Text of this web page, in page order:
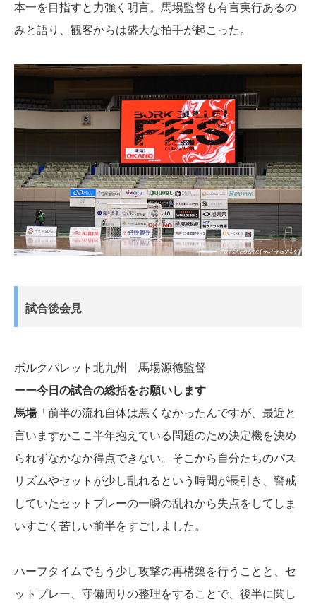
本一を目指すと力強く明言。馬場監督も有言実行あるの
みと語り、観客からは盛大な拍手が起こった。
試合後会見
ボルクバレット北九州 馬場源徳監督
ーー今日の試合の総括をお願いします
馬場「 前半の流れ自体は悪くなかったんですが、最近と
言いますかここ半年抱えている問題のため決定機を決め
られずなかなか得点できない。そこから自分たちのパス
リズムやセットが少し乱れるという時間が長引き、警戒
していたセットプレーの一瞬の乱れから失点をしてしま
いすごく苦しい前半をすごしました。
ハーフタイムでもう少し攻撃の再構築を行うことと、セ
ットプレー、守備周りの整理をすることで、後半に関し